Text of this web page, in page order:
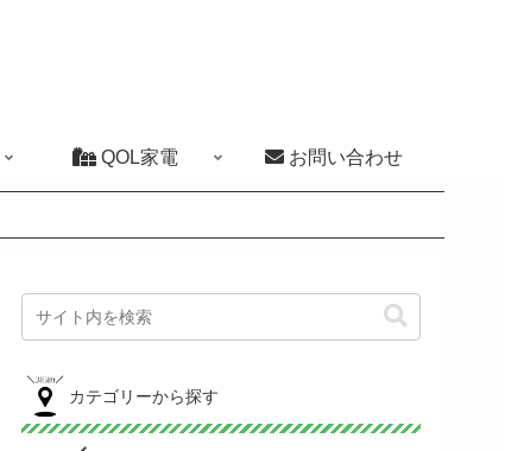
QOL家電 お問い合わせ
カテゴリーから探す